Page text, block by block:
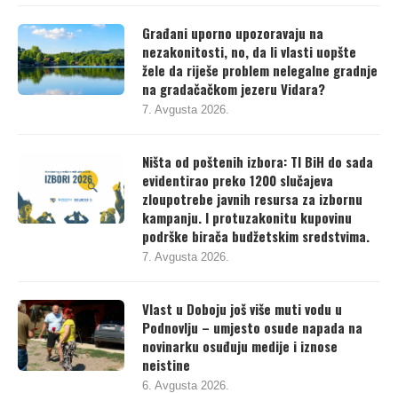
Građani uporno upozoravaju na
nezakonitosti, no, da li vlasti uopšte
žele da riješe problem nelegalne gradnje
na gradačačkom jezeru Vidara?
7. Avgusta 2026.
Ništa od poštenih izbora: TI BiH do sada
evidentirao preko 1200 slučajeva
zloupotrebe javnih resursa za izbornu
kampanju. I protuzakonitu kupovinu
podrške birača budžetskim sredstvima.
7. Avgusta 2026.
Vlast u Doboju još više muti vodu u
Podnovlju – umjesto osude napada na
novinarku osuđuju medije i iznose
neistine
6. Avgusta 2026.